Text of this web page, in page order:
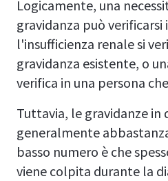
Logicamente, una
gravidanza può verificarsi
l'insufficienza renale si
gravidanza esistente, o
verifica in una persona
Tuttavia, le gravidanze in
generalmente
basso numero è che
viene colpita durante la